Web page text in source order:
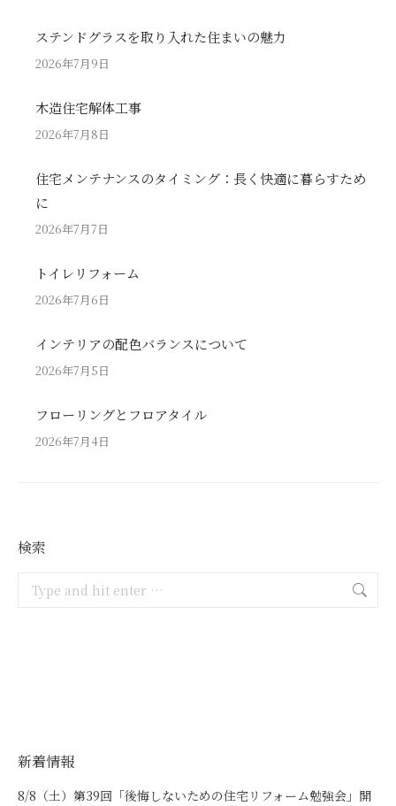
ステンドグラスを取り入れた住まいの魅力
2026年7月9日
木造住宅解体工事
2026年7月8日
住宅メンテナンスのタイミング：長く快適に暮らすため
に
2026年7月7日
トイレリフォーム
2026年7月6日
インテリアの配色バランスについて
2026年7月5日
フローリングとフロアタイル
2026年7月4日
検索
新着情報
8/8（土）第39回「後悔しないための住宅リフォーム勉強会」開